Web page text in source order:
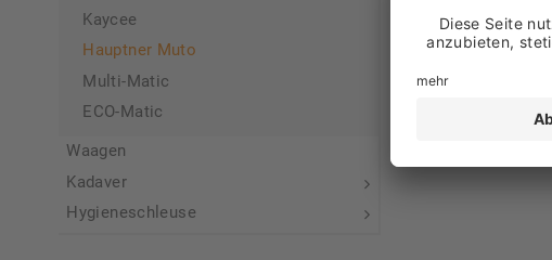
Kaycee
Hauptner Muto
Multi-Matic
ECO-Matic
Waagen
Kadaver
Hygieneschleuse
VE: 1 x Set